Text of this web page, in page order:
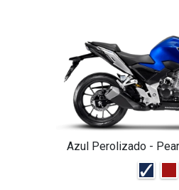
Azul Perolizado -